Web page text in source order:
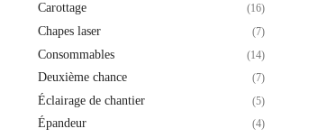
Carottage (16)
Chapes laser (7)
Consommables (14)
Deuxième chance (7)
Éclairage de chantier (5)
Épandeur (4)